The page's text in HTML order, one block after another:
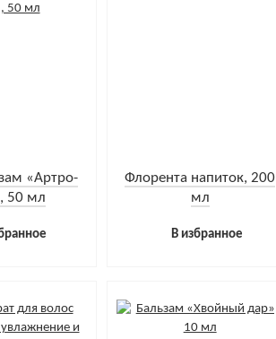
«Артро-
50 мл
Флорента напиток, 200
мл
В избранное